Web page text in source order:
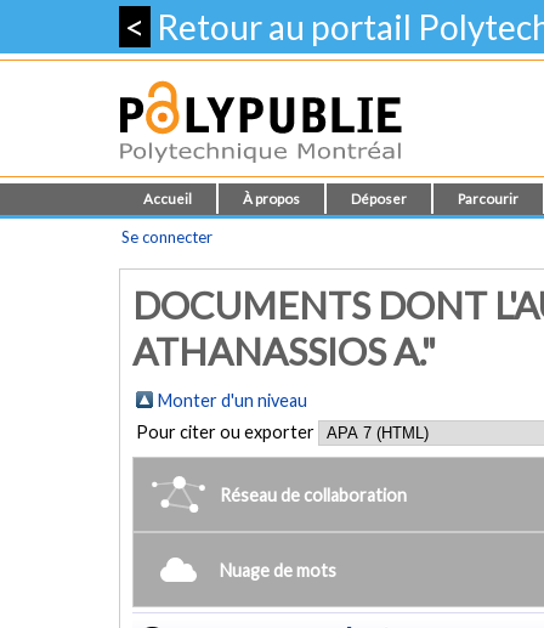
< Retour au portail
Accueil À propos Déposer Parcourir
Se connecter
DOCUMENTS DONT
ATHANASSIOS A."
Monter d'un niveau
Pour citer ou exporter
Réseau de collaboration
Nuage de mots